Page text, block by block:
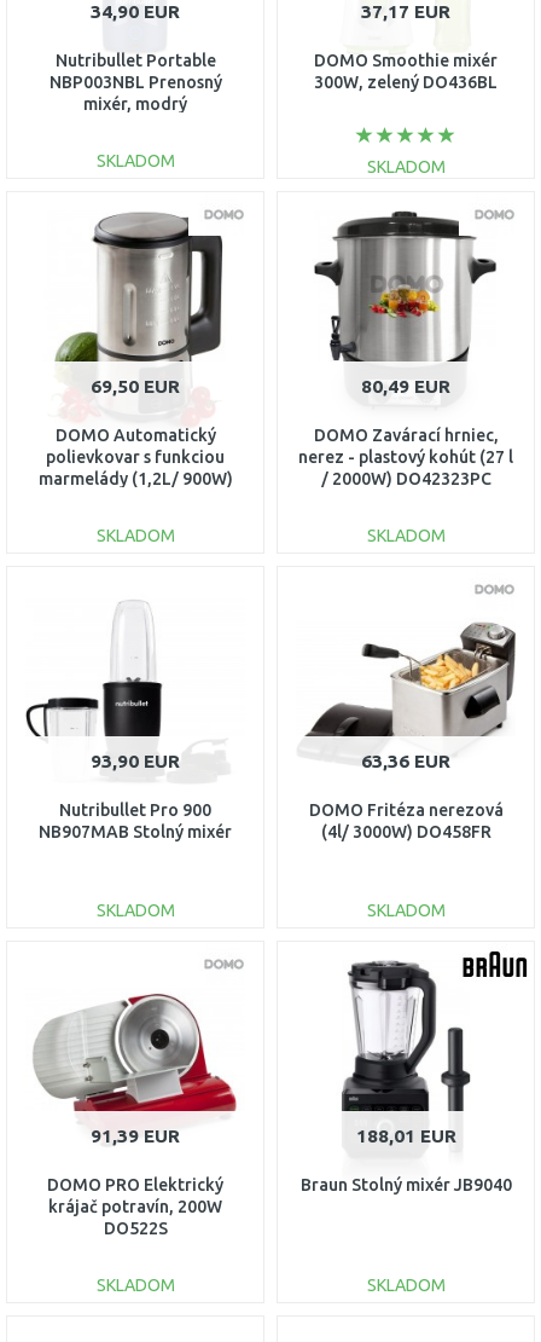
34,90 EUR
Nutribullet Portable
NBP003NBL Prenosný
mixér, modrý
SKLADOM
DO KOŠÍKA
Porovnať
37,17 EUR
DOMO Smoothie mixér
300W, zelený DO436BL
SKLADOM
DO KOŠÍKA
69,50 EUR
DOMO Automatický
polievkovar s funkciou
marmelády (1,2L/ 900W)
SKLADOM
Porovnať
80,49 EUR
DOMO Zavárací hrniec,
nerez - plastový kohút (27 l
/ 2000W) DO42323PC
SKLADOM
93,90 EUR
Nutribullet Pro 900
NB907MAB Stolný mixér
SKLADOM
Porovnať
63,36 EUR
DOMO Fritéza nerezová
(4l/ 3000W) DO458FR
SKLADOM
DO KOŠÍKA
Porovnať
91,39 EUR
DOMO PRO Elektrický
krájač potravín, 200W
DO522S
SKLADOM
188,01 EUR
Braun Stolný mixér JB9040
SKLADOM